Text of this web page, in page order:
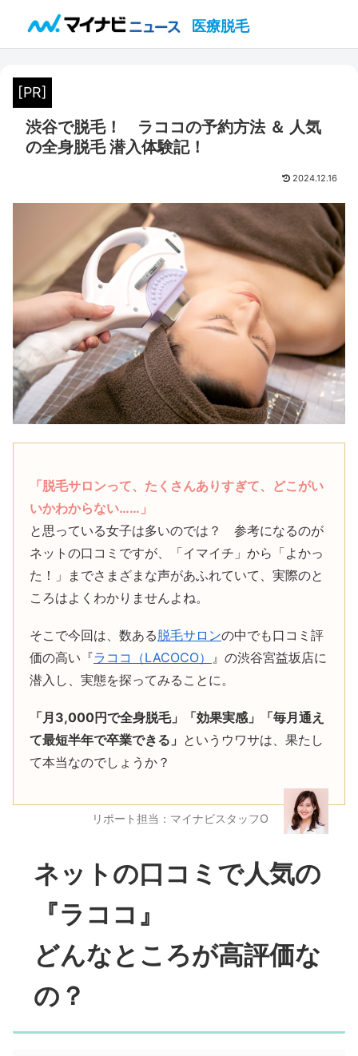
医療脱毛
[PR]
渋谷で脱毛！ ラココの予約方法 ＆ 人気
の全身脱毛 潜入体験記！
2024.12.16
「脱毛サロンって、たくさんありすぎて、どこがい
いかわからない……」
と思っている女子は多いのでは？ 参考になるのが
ネットの口コミですが、「イマイチ」から「よかっ
た！」までさまざまな声があふれていて、実際のと
ころはよくわかりませんよね。
そこで今回は、数ある脱毛サロンの中でも口コミ評
価の高い『ラココ（LACOCO） 』の渋谷宮益坂店に
潜入し、実態を探ってみることに。
「月3,000円で全身脱毛」「効果実感」「毎月通え
て最短半年で卒業できる」 というウワサは、果たし
て本当なのでしょうか？
リポート担当：マイナビスタッフO
ネットの口コミで人気の
『ラココ』
どんなところが高評価な
の？